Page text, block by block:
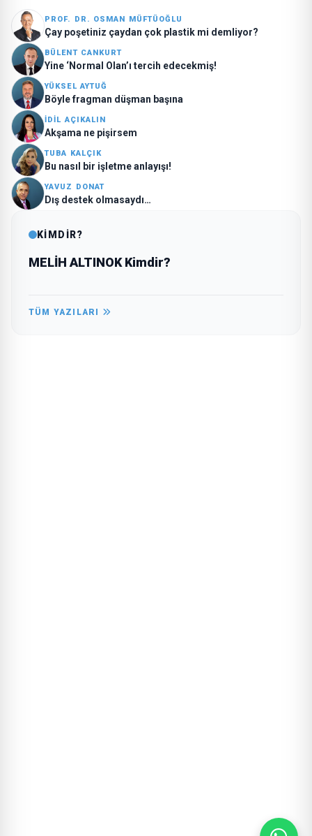
PROF. DR. OSMAN MÜFTÜOĞLU
Çay poşetiniz çaydan çok plastik mi demliyor?
BÜLENT CANKURT
Yine ‘Normal Olan’ı tercih edecekmiş!
YÜKSEL AYTUĞ
Böyle fragman düşman başına
İDİL AÇIKALIN
Akşama ne pişirsem
TUBA KALÇIK
Bu nasıl bir işletme anlayışı!
YAVUZ DONAT
Dış destek olmasaydı…
KİMDİR?
MELİH ALTINOK Kimdir?
TÜM YAZILARI